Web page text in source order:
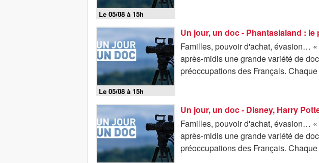
Le 05/08 à 15h
Le 05/08 à 15h
Un jour, un doc - Phantasialand :
Familles, pouvoir d'achat, évasion…
après-midis une grande variété de
préoccupations des Français. Chaque
Familles, pouvoir d'achat, évasion…
après-midis une grande variété de
préoccupations des Français. Chaque